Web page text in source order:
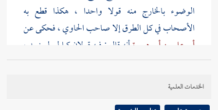
الوضوء بالخارج منه قولا واحدا ، هكذا قطع به
الأصحاب في كل الطرق إلا صاحب الحاوي ، فحكى عن
أبي علي بن أبي هريرةأنه قال : فيه قولان كما لو لم ينسد ،
قال : وأنكر سائر أصحابنا ذلك عليه ونسبوه إلى الغفلة
فيه . [ ص:
الخدمات العلمية